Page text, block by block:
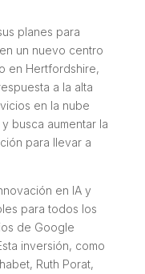
planes para
un nuevo centro
en Hertfordshire,
a la alta
en la nube
busca aumentar la
para llevar a
en IA y
para todos los
de Google
inversión, como
Ruth Porat,